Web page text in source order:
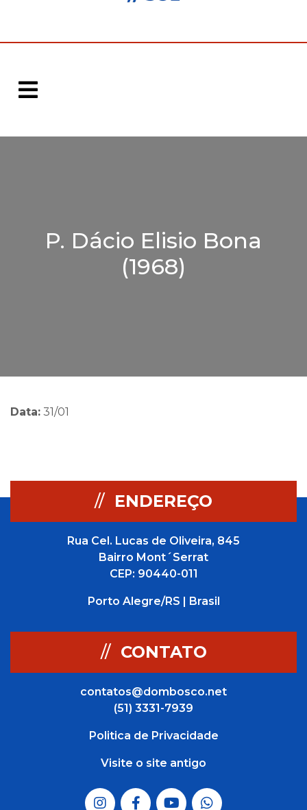
P. Dácio Elisio Bona
(1968)
Data: 31/01
// ENDEREÇO
Rua Cel. Lucas de Oliveira, 845
Bairro Mont´Serrat
CEP: 90440-011
Porto Alegre/RS | Brasil
// CONTATO
contatos@dombosco.net
(51) 3331-7939
Politica de Privacidade
Visite o site antigo